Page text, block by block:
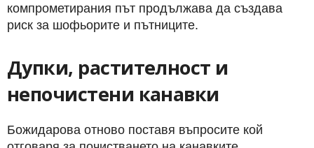
компрометирания път продължава да създава
риск за шофьорите и пътниците.
Дупки, растителност и
непочистени канавки
Божидарова отново поставя въпросите кой